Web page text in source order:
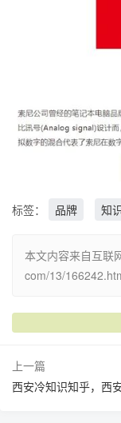
标签： 品牌 知
本文内容来自互联
com/13/
上一篇